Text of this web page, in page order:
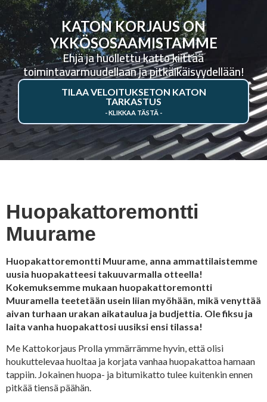
KATON KORJAUS ON
YKKÖSOSAAMISTAMME
Ehjä ja huollettu katto kiittää
toimintavarmuudellaan ja pitkäikäisyydellään!
TILAA VELOITUKSETON KATON
TARKASTUS
Huopakattoremontti
Muurame
Huopakattoremontti Muurame, anna ammattilaistemme
uusia huopakatteesi takuuvarmalla otteella!
Kokemuksemme mukaan huopakattoremontti
Muuramella teetetään usein liian myöhään, mikä venyttää
aivan turhaan urakan aikataulua ja budjettia. Ole fiksu ja
laita vanha huopakattosi uusiksi ensi tilassa!
Me Kattokorjaus Prolla ymmärrämme hyvin, että olisi
houkuttelevaa huoltaa ja korjata vanhaa huopakattoa hamaan
tappiin. Jokainen huopa- ja bitumikatto tulee kuitenkin ennen
pitkää tiensä päähän.